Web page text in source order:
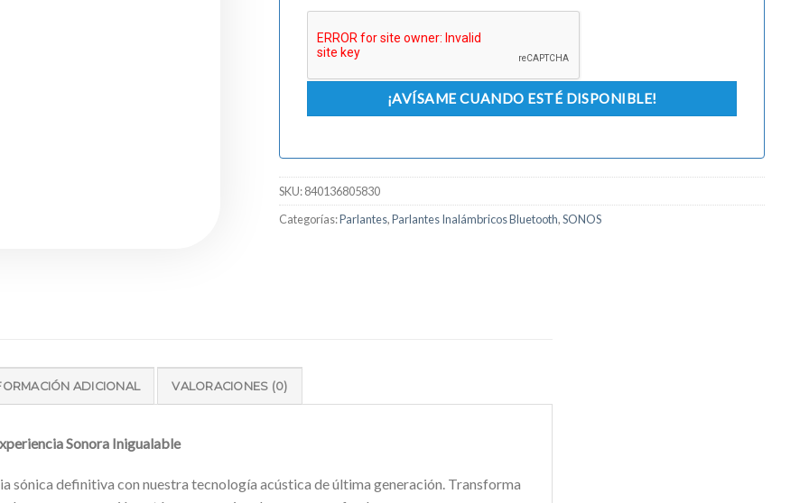
SKU:840136805830
Categorías:Parlantes,Parlantes Inalámbricos Bluetooth,SONOS
ADICIONAL VALORACIONES (0)
Sonora Inigualable
sónica definitiva con nuestra tecnología acústica de última generación. Transforma